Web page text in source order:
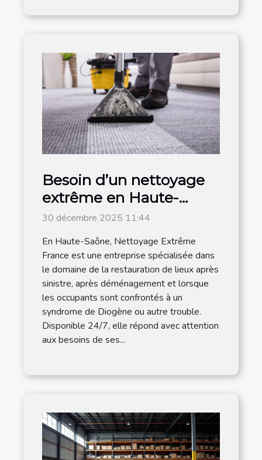
Besoin d’un nettoyage
extrême en Haute-
Saône ? Contactez cette
entreprise !
30 décembre 2025 11:44
En Haute-Saône, Nettoyage Extrême
France est une entreprise spécialisée dans
le domaine de la restauration de lieux après
sinistre, après déménagement et lorsque
les occupants sont confrontés à un
syndrome de Diogène ou autre trouble.
Disponible 24/7, elle répond avec attention
aux besoins de ses...